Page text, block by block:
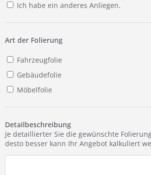
Ich habe ein anderes Anliegen.
Art der Folierung
Fahrzeugfolie
Gebäudefolie
Möbelfolie
Detailbeschreibung
Je detaillierter Sie die gewünschte
desto besser kann Ihr Angebot kalkuliert